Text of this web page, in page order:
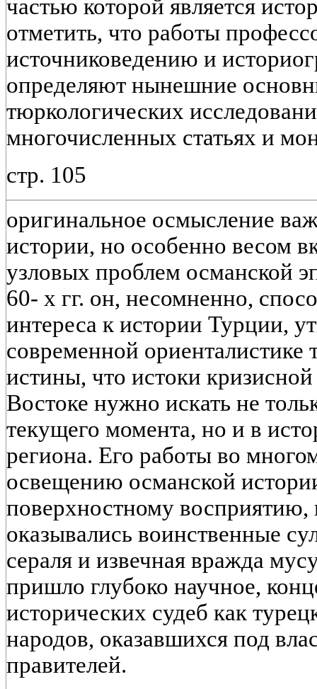
частью которой является
отметить, что работы
источниковедению и
определяют нынешние
тюркологических
многочисленных статьях и
стр. 105
оригинальное осмысление
истории, но особенно весом
узловых проблем османской
60- х гг. он, несомненно,
интереса к истории Турции,
современной
истины, что истоки
Востоке нужно искать не
текущего момента, но и в
региона. Его работы во
освещению османской
поверхностному восприятию,
оказывались воинственные
сераля и извечная вражда
пришло глубоко научное,
исторических судеб как
народов, оказавшихся под
правителей.